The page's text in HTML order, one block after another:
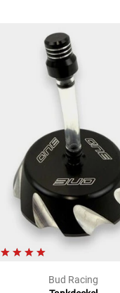
Bud Racing